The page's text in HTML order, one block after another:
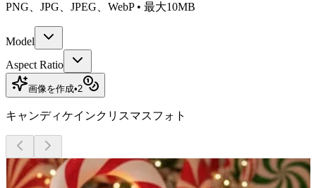
PNG、JPG、JPEG、WebP • 最大10MB
Model
Aspect Ratio
画像を作成•2
キャンディケインクリスマスフォト